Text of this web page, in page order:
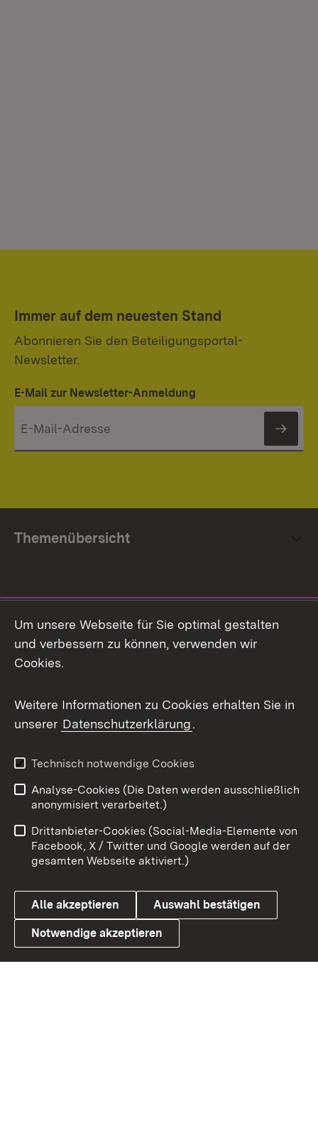
Immer auf dem neuesten Stand
Abonnieren Sie den Beteiligungsportal-
Newsletter.
E-Mail zur Newsletter-Anmeldung
Themenübersicht
Facebook
X / Twitter
Youtube
Link zum Landesportal
Impressum
Kontakt
Barrierefreiheit
Datenschutz
Cookies
Um unsere Webseite für Sie optimal gestalten
und verbessern zu können, verwenden wir
Cookies.
Weitere Informationen zu Cookies erhalten Sie in
unserer Datenschutzerklärung.
Technisch notwendige Cookies
Analyse-Cookies (Die Daten werden ausschließlich
anonymisiert verarbeitet.)
Drittanbieter-Cookies (Social-Media-Elemente von
Facebook, X / Twitter und Google werden auf der
gesamten Webseite aktiviert.)
Alle akzeptieren Auswahl bestätigen
Notwendige akzeptieren